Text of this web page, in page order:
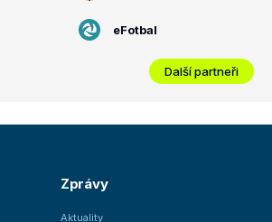
eFotbal
Další partneři
Zprávy
Aktuality